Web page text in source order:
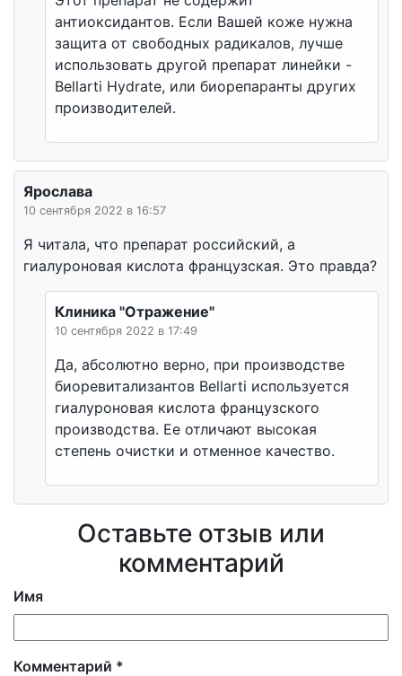
антиоксидантов. Если Вашей коже нужна
защита от свободных радикалов, лучше
использовать другой препарат линейки -
Bellarti Hydrate, или биорепаранты других
производителей.
Ярослава
10 сентября 2022 в 16:57
Я читала, что препарат российский, а
гиалуроновая кислота французская. Это правда?
Клиника "Отражение"
10 сентября 2022 в 17:49
Да, абсолютно верно, при производстве
биоревитализантов Bellarti используется
гиалуроновая кислота французского
производства. Ее отличают высокая
степень очистки и отменное качество.
Оставьте отзыв или
комментарий
Комментарий *
Имя